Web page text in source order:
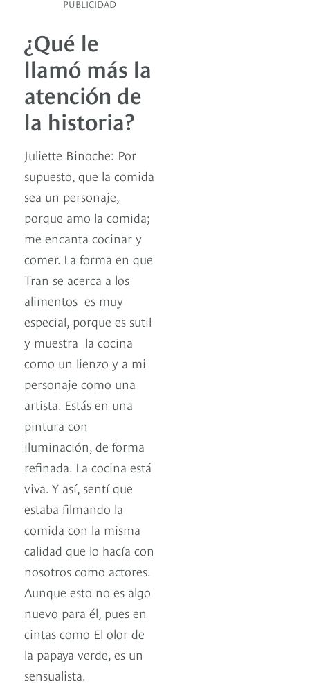
PUBLICIDAD
¿Qué le
llamó más la
atención de
la historia?
Juliette Binoche: Por
supuesto, que la comida
sea un personaje,
porque amo la comida;
me encanta cocinar y
comer. La forma en que
Tran se acerca a los
alimentos es muy
especial, porque es sutil
y muestra la cocina
como un lienzo y a mi
personaje como una
artista. Estás en una
pintura con
iluminación, de forma
refinada. La cocina está
viva. Y así, sentí que
estaba filmando la
comida con la misma
calidad que lo hacía con
nosotros como actores.
Aunque esto no es algo
nuevo para él, pues en
cintas como El olor de
la papaya verde, es un
sensualista.